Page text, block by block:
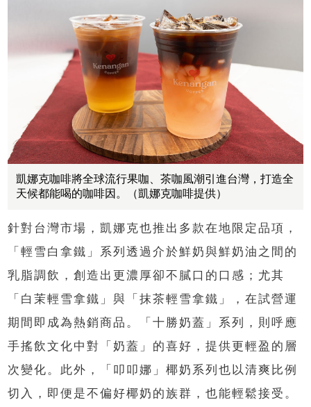
凱娜克咖啡將全球流行果咖、茶咖風潮引進台灣，打造全
天候都能喝的咖啡因。（凱娜克咖啡提供）
針對台灣市場，凱娜克也推出多款在地限定品項，
「輕雪白拿鐵」系列透過介於鮮奶與鮮奶油之間的
乳脂調飲，創造出更濃厚卻不膩口的口感；尤其
「白茉輕雪拿鐵」與「抹茶輕雪拿鐵」，在試營運
期間即成為熱銷商品。「十勝奶蓋」系列，則呼應
手搖飲文化中對「奶蓋」的喜好，提供更輕盈的層
次變化。此外，「叩叩娜」椰奶系列也以清爽比例
切入，即便是不偏好椰奶的族群，也能輕鬆接受。